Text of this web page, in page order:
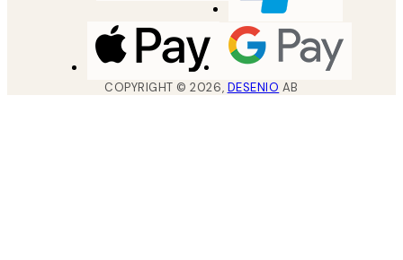
COPYRIGHT ©2026, DESENIO AB